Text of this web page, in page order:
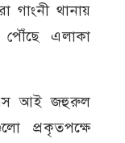
গাংনী থানায়
এলাকা
এস আই জহুরুল
প্রকৃতপক্ষে